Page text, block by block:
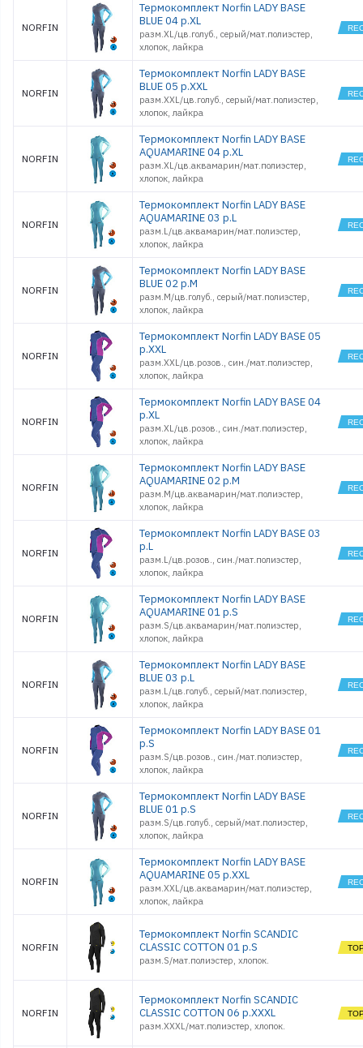
CLASSIC
COTTON
CLASSIC
WOOL
NORFIN
Термокомплект Norfin LADY BASE
BLUE 04 р.XL
разм.XL/цв.голуб., серый/мат.полиэстер,
хлопок, лайкра
NORFIN
Термокомплект Norfin LADY BASE
BLUE 05 р.XXL
разм.XXL/цв.голуб., серый/мат.полиэстер,
хлопок, лайкра
NORFIN
Термокомплект Norfin LADY BASE
AQUAMARINE 04 р.XL
разм.XL/цв.аквамарин/мат.полиэстер,
хлопок, лайкра
NORFIN
Термокомплект Norfin LADY BASE
AQUAMARINE 03 р.L
разм.L/цв.аквамарин/мат.полиэстер,
хлопок, лайкра
NORFIN
Термокомплект Norfin LADY BASE
BLUE 02 р.M
разм.M/цв.голуб., серый/мат.полиэстер,
хлопок, лайкра
NORFIN
Термокомплект Norfin LADY BASE 05
р.XXL
разм.XXL/цв.розов., син./мат.полиэстер,
хлопок, лайкра
NORFIN
Термокомплект Norfin LADY BASE 04
р.XL
разм.XL/цв.розов., син./мат.полиэстер,
хлопок, лайкра
NORFIN
Термокомплект Norfin LADY BASE
AQUAMARINE 02 р.M
разм.M/цв.аквамарин/мат.полиэстер,
хлопок, лайкра
NORFIN
Термокомплект Norfin LADY BASE 03
р.L
разм.L/цв.розов., син./мат.полиэстер,
хлопок, лайкра
NORFIN
Термокомплект Norfin LADY BASE
AQUAMARINE 01 р.S
разм.S/цв.аквамарин/мат.полиэстер,
хлопок, лайкра
NORFIN
Термокомплект Norfin LADY BASE
BLUE 03 р.L
разм.L/цв.голуб., серый/мат.полиэстер,
хлопок, лайкра
NORFIN
Термокомплект Norfin LADY BASE 01
р.S
разм.S/цв.розов., син./мат.полиэстер,
хлопок, лайкра
NORFIN
Термокомплект Norfin LADY BASE
BLUE 01 р.S
разм.S/цв.голуб., серый/мат.полиэстер,
хлопок, лайкра
NORFIN
Термокомплект Norfin LADY BASE
AQUAMARINE 05 р.XXL
разм.XXL/цв.аквамарин/мат.полиэстер,
хлопок, лайкра
NORFIN
Термокомплект Norfin SCANDIC
CLASSIC COTTON 01 р.S
разм.S/мат.полиэстер, хлопок.
NORFIN
Термокомплект Norfin SCANDIC
CLASSIC COTTON 06 р.XXXL
разм.XXXL/мат.полиэстер, хлопок.